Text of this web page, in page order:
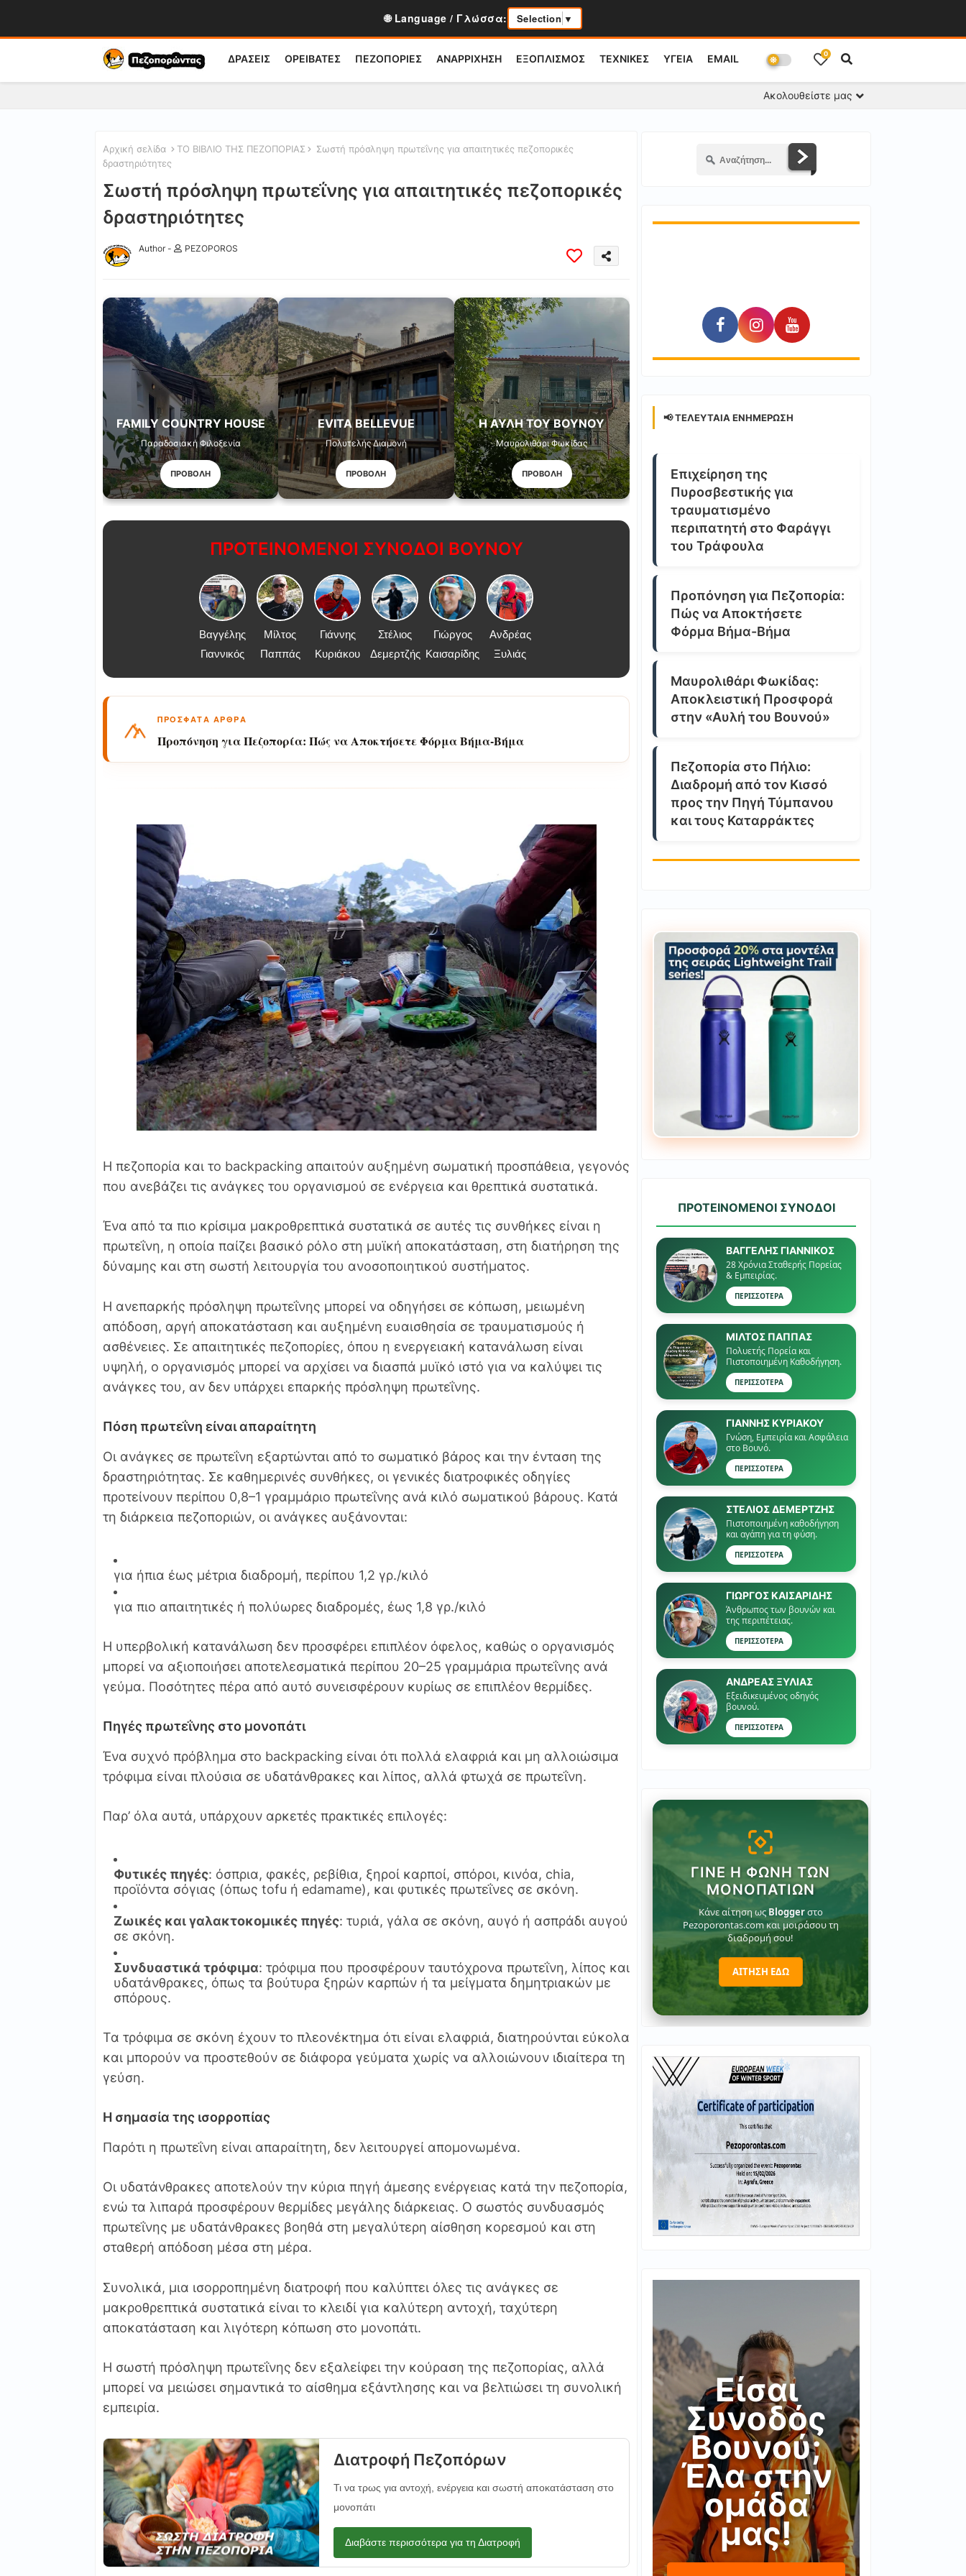
🌐 Language / Γλώσσα: Selection ▼
ΔΡΑΣΕΙΣ ΟΡΕΙΒΑΤΕΣ ΠΕΖΟΠΟΡΙΕΣ ΑΝΑΡΡΙΧΗΣΗ ΕΞΟΠΛΙΣΜΟΣ ΤΕΧΝΙΚΕΣ ΥΓΕΙΑ EMAIL 0
Ακολουθείστε μας
Αρχική σελίδα ΤΟ ΒΙΒΛΙΟ ΤΗΣ ΠΕΖΟΠΟΡΙΑΣ
Σωστή πρόσληψη πρωτεΐνης για απαιτητικές πεζοπορικές
δραστηριότητες
Σωστή πρόσληψη πρωτεΐνης για απαιτητικές πεζοπορικές
δραστηριότητες
Author - PEZOPOROS
FAMILY COUNTRY HOUSE
Παραδοσιακή Φιλοξενία
ΠΡΟΒΟΛΗ
EVITA BELLEVUE
Πολυτελής Διαμονή
ΠΡΟΒΟΛΗ
Η ΑΥΛΉ ΤΟΥ ΒΟΥΝΟΎ
Μαυρολιθάρι Φωκίδας
ΠΡΟΒΟΛΗ
ΠΡΟΤΕΙΝΟΜΕΝΟΙ ΣΥΝΟΔΟΙ ΒΟΥΝΟΥ
Βαγγέλης
Γιαννικός
Μίλτος
Παππάς
Γιάννης
Κυριάκου
Στέλιος
Δεμερτζής
Γιώργος
Καισαρίδης
Ανδρέας
Ξυλιάς
ΠΡΟΣΦΑΤΑ ΑΡΘΡΑ
Προπόνηση για Πεζοπορία: Πώς να Αποκτήσετε Φόρμα Βήμα-Βήμα
Η πεζοπορία και το backpacking απαιτούν αυξημένη σωματική προσπάθεια, γεγονός
που ανεβάζει τις ανάγκες του οργανισμού σε ενέργεια και θρεπτικά συστατικά.
Ένα από τα πιο κρίσιμα μακροθρεπτικά συστατικά σε αυτές τις συνθήκες είναι η
πρωτεΐνη, η οποία παίζει βασικό ρόλο στη μυϊκή αποκατάσταση, στη διατήρηση της
δύναμης και στη σωστή λειτουργία του ανοσοποιητικού συστήματος.
Η ανεπαρκής πρόσληψη πρωτεΐνης μπορεί να οδηγήσει σε κόπωση, μειωμένη
απόδοση, αργή αποκατάσταση και αυξημένη ευαισθησία σε τραυματισμούς ή
ασθένειες. Σε απαιτητικές πεζοπορίες, όπου η ενεργειακή κατανάλωση είναι
υψηλή, ο οργανισμός μπορεί να αρχίσει να διασπά μυϊκό ιστό για να καλύψει τις
ανάγκες του, αν δεν υπάρχει επαρκής πρόσληψη πρωτεΐνης.
Πόση πρωτεΐνη είναι απαραίτητη
Οι ανάγκες σε πρωτεΐνη εξαρτώνται από το σωματικό βάρος και την ένταση της
δραστηριότητας. Σε καθημερινές συνθήκες, οι γενικές διατροφικές οδηγίες
προτείνουν περίπου 0,8–1 γραμμάριο πρωτεΐνης ανά κιλό σωματικού βάρους. Κατά
τη διάρκεια πεζοποριών, οι ανάγκες αυξάνονται:
για ήπια έως μέτρια διαδρομή, περίπου 1,2 γρ./κιλό
για πιο απαιτητικές ή πολύωρες διαδρομές, έως 1,8 γρ./κιλό
Η υπερβολική κατανάλωση δεν προσφέρει επιπλέον όφελος, καθώς ο οργανισμός
μπορεί να αξιοποιήσει αποτελεσματικά περίπου 20–25 γραμμάρια πρωτεΐνης ανά
γεύμα. Ποσότητες πέρα από αυτό συνεισφέρουν κυρίως σε επιπλέον θερμίδες.
Πηγές πρωτεΐνης στο μονοπάτι
Ένα συχνό πρόβλημα στο backpacking είναι ότι πολλά ελαφριά και μη αλλοιώσιμα
τρόφιμα είναι πλούσια σε υδατάνθρακες και λίπος, αλλά φτωχά σε πρωτεΐνη.
Παρ’ όλα αυτά, υπάρχουν αρκετές πρακτικές επιλογές:
Φυτικές πηγές: όσπρια, φακές, ρεβίθια, ξηροί καρποί, σπόροι, κινόα, chia,
προϊόντα σόγιας (όπως tofu ή edamame), και φυτικές πρωτεΐνες σε σκόνη.
Ζωικές και γαλακτοκομικές πηγές: τυριά, γάλα σε σκόνη, αυγό ή ασπράδι αυγού
σε σκόνη.
Συνδυαστικά τρόφιμα: τρόφιμα που προσφέρουν ταυτόχρονα πρωτεΐνη, λίπος και
υδατάνθρακες, όπως τα βούτυρα ξηρών καρπών ή τα μείγματα δημητριακών με
σπόρους.
Τα τρόφιμα σε σκόνη έχουν το πλεονέκτημα ότι είναι ελαφριά, διατηρούνται εύκολα
και μπορούν να προστεθούν σε διάφορα γεύματα χωρίς να αλλοιώνουν ιδιαίτερα τη
γεύση.
Η σημασία της ισορροπίας
Παρότι η πρωτεΐνη είναι απαραίτητη, δεν λειτουργεί απομονωμένα.
Οι υδατάνθρακες αποτελούν την κύρια πηγή άμεσης ενέργειας κατά την πεζοπορία,
ενώ τα λιπαρά προσφέρουν θερμίδες μεγάλης διάρκειας. Ο σωστός συνδυασμός
πρωτεΐνης με υδατάνθρακες βοηθά στη μεγαλύτερη αίσθηση κορεσμού και στη
σταθερή απόδοση μέσα στη μέρα.
Συνολικά, μια ισορροπημένη διατροφή που καλύπτει όλες τις ανάγκες σε
μακροθρεπτικά συστατικά είναι το κλειδί για καλύτερη αντοχή, ταχύτερη
αποκατάσταση και λιγότερη κόπωση στο μονοπάτι.
Η σωστή πρόσληψη πρωτεΐνης δεν εξαλείφει την κούραση της πεζοπορίας, αλλά
μπορεί να μειώσει σημαντικά το αίσθημα εξάντλησης και να βελτιώσει τη συνολική
εμπειρία.
Διατροφή Πεζοπόρων
Τι να τρως για αντοχή, ενέργεια και σωστή αποκατάσταση στο
μονοπάτι
Διαβάστε περισσότερα για τη Διατροφή
📢 ΤΕΛΕΥΤΑΊΑ ΕΝΗΜΈΡΩΣΗ
Επιχείρηση της
Πυροσβεστικής για
τραυματισμένο
περιπατητή στο Φαράγγι
του Τράφουλα
Προπόνηση για Πεζοπορία:
Πώς να Αποκτήσετε
Φόρμα Βήμα-Βήμα
Μαυρολιθάρι Φωκίδας:
Αποκλειστική Προσφορά
στην «Αυλή του Βουνού»
Πεζοπορία στο Πήλιο:
Διαδρομή από τον Κισσό
προς την Πηγή Τύμπανου
και τους Καταρράκτες
ΠΡΟΤΕΙΝΟΜΕΝΟΙ ΣΥΝΟΔΟΙ
ΒΑΓΓΕΛΗΣ ΓΙΑΝΝΙΚΟΣ
28 Χρόνια Σταθερής Πορείας
& Εμπειρίας.
ΠΕΡΙΣΣΟΤΕΡΑ
ΜΙΛΤΟΣ ΠΑΠΠΑΣ
Πολυετής Πορεία και
Πιστοποιημένη Καθοδήγηση.
ΠΕΡΙΣΣΟΤΕΡΑ
ΓΙΑΝΝΗΣ ΚΥΡΙΑΚΟΥ
Γνώση, Εμπειρία και Ασφάλεια
στο Βουνό.
ΠΕΡΙΣΣΟΤΕΡΑ
ΣΤΕΛΙΟΣ ΔΕΜΕΡΤΖΗΣ
Πιστοποιημένη καθοδήγηση
και αγάπη για τη φύση.
ΠΕΡΙΣΣΟΤΕΡΑ
ΓΙΏΡΓΟΣ ΚΑΙΣΑΡΙΔΗΣ
Άνθρωπος των βουνών και
της περιπέτειας.
ΠΕΡΙΣΣΟΤΕΡΑ
ΑΝΔΡΕΑΣ ΞΥΛΙΑΣ
Εξειδικευμένος οδηγός
βουνού.
ΠΕΡΙΣΣΟΤΕΡΑ
ΓΊΝΕ Η ΦΩΝΉ ΤΩΝ
ΜΟΝΟΠΑΤΙΏΝ
Κάνε αίτηση ως Bloggerστο
Pezoporontas.com και μοιράσου τη
διαδρομή σου!
ΑΙΤΗΣΗ ΕΔΩ
Είσαι
Συνοδός
Βουνού;
Έλα στην
ομάδα
μας!